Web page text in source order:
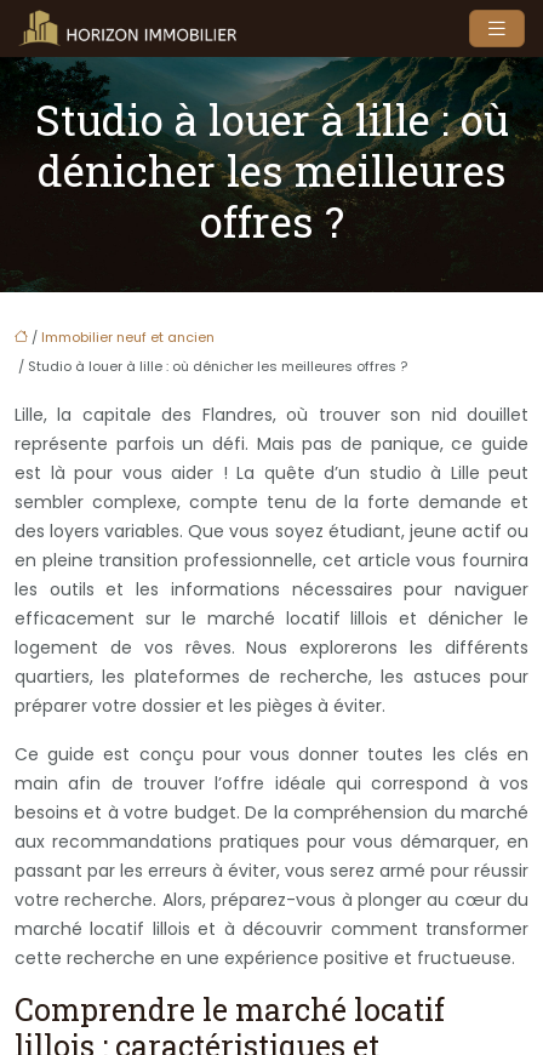
Studio à louer à lille : où
dénicher les meilleures
offres ?
/ Immobilier neuf et ancien
/ Studio à louer à lille : où dénicher les meilleures offres ?
Lille, la capitale des Flandres, où trouver son nid douillet
représente parfois un défi. Mais pas de panique, ce guide
est là pour vous aider ! La quête d’un studio à Lille peut
sembler complexe, compte tenu de la forte demande et
des loyers variables. Que vous soyez étudiant, jeune actif ou
en pleine transition professionnelle, cet article vous fournira
les outils et les informations nécessaires pour naviguer
efficacement sur le marché locatif lillois et dénicher le
logement de vos rêves. Nous explorerons les différents
quartiers, les plateformes de recherche, les astuces pour
préparer votre dossier et les pièges à éviter.
Ce guide est conçu pour vous donner toutes les clés en
main afin de trouver l’offre idéale qui correspond à vos
besoins et à votre budget. De la compréhension du marché
aux recommandations pratiques pour vous démarquer, en
passant par les erreurs à éviter, vous serez armé pour réussir
votre recherche. Alors, préparez-vous à plonger au cœur du
marché locatif lillois et à découvrir comment transformer
cette recherche en une expérience positive et fructueuse.
Comprendre le marché locatif
lillois : caractéristiques et